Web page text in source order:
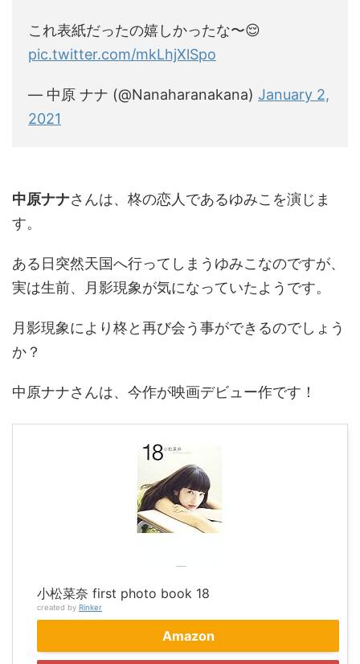
これ表紙だったの嬉しかったな〜😌
pic.twitter.com/mkLhjXlSpo
— 中原 ナナ (@Nanaharanakana) January 2,
2021
中原ナナさんは、柊の恋人であるゆみこを演じま
す。
ある日突然天国へ行ってしまうゆみこなのですが、
実は生前、月影現象が気になっていたようです。
月影現象により柊と再び会う事ができるのでしょう
か？
中原ナナさんは、今作が映画デビュー作です！
小松菜奈 first photo book 18
created by Rinker
Amazon